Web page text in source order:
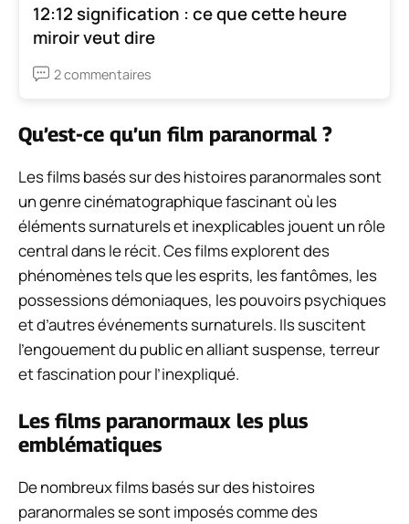
12:12 signification : ce que cette heure
miroir veut dire
2 commentaires
Qu’est-ce qu’un film paranormal ?
Les films basés sur des histoires paranormales sont
un genre cinématographique fascinant où les
éléments surnaturels et inexplicables jouent un rôle
central dans le récit. Ces films explorent des
phénomènes tels que les esprits, les fantômes, les
possessions démoniaques, les pouvoirs psychiques
et d’autres événements surnaturels. Ils suscitent
l’engouement du public en alliant suspense, terreur
et fascination pour l’inexpliqué.
Les films paranormaux les plus
emblématiques
De nombreux films basés sur des histoires
paranormales se sont imposés comme des